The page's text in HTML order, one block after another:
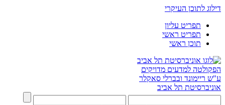
דילוג לתוכן העיקרי
תפריט עליון
תפריט ראשי
תוכן ראשי
הפקולטה למדעים מדויקים
ע"ש ריימונד ובברלי סאקלר
אוניברסיטת תל אביב